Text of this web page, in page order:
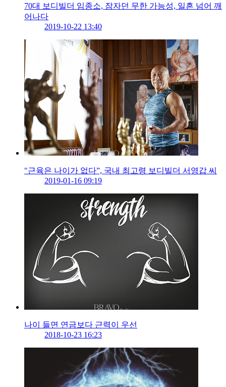
70대 보디빌더 임종소, 잠자던 무한 가능성, 일흔 넘어 깨
어나다
2019-10-22 13:40
"근육은 나이가 없다”, 국내 최고령 보디빌더 서영갑 씨
2019-01-16 09:19
나이 들면 연금보다 근력이 우선
2018-10-23 16:23